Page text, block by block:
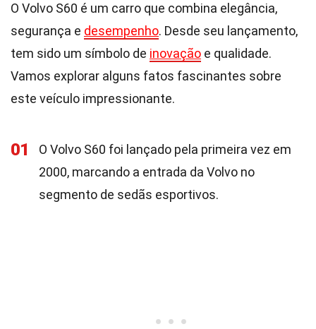
O Volvo S60 é um carro que combina elegância,
segurança e desempenho. Desde seu lançamento,
tem sido um símbolo de inovação e qualidade.
Vamos explorar alguns fatos fascinantes sobre
este veículo impressionante.
01
O Volvo S60 foi lançado pela primeira vez em
2000, marcando a entrada da Volvo no
segmento de sedãs esportivos.